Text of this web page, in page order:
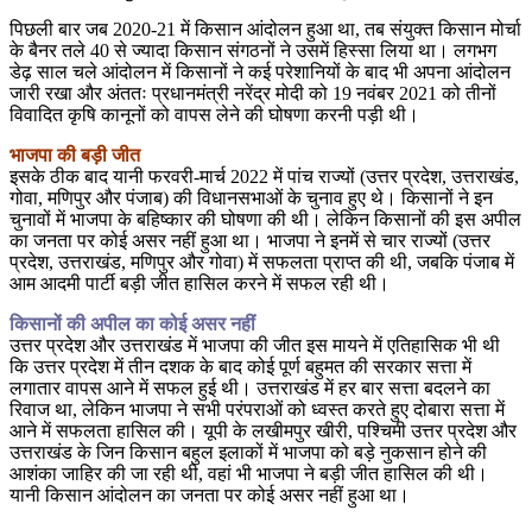
पिछली बार जब 2020-21 में किसान आंदोलन हुआ था, तब संयुक्त किसान मोर्चा
के बैनर तले 40 से ज्यादा किसान संगठनों ने उसमें हिस्सा लिया था। लगभग
डेढ़ साल चले आंदोलन में किसानों ने कई परेशानियों के बाद भी अपना आंदोलन
जारी रखा और अंततः प्रधानमंत्री नरेंद्र मोदी को 19 नवंबर 2021 को तीनों
विवादित कृषि कानूनों को वापस लेने की घोषणा करनी पड़ी थी।
भाजपा की बड़ी जीत
इसके ठीक बाद यानी फरवरी-मार्च 2022 में पांच राज्यों (उत्तर प्रदेश, उत्तराखंड,
गोवा, मणिपुर और पंजाब) की विधानसभाओं के चुनाव हुए थे। किसानों ने इन
चुनावों में भाजपा के बहिष्कार की घोषणा की थी। लेकिन किसानों की इस अपील
का जनता पर कोई असर नहीं हुआ था। भाजपा ने इनमें से चार राज्यों (उत्तर
प्रदेश, उत्तराखंड, मणिपुर और गोवा) में सफलता प्राप्त की थी, जबकि पंजाब में
आम आदमी पार्टी बड़ी जीत हासिल करने में सफल रही थी।
किसानों की अपील का कोई असर नहीं
उत्तर प्रदेश और उत्तराखंड में भाजपा की जीत इस मायने में एतिहासिक भी थी
कि उत्तर प्रदेश में तीन दशक के बाद कोई पूर्ण बहुमत की सरकार सत्ता में
लगातार वापस आने में सफल हुई थी। उत्तराखंड में हर बार सत्ता बदलने का
रिवाज था, लेकिन भाजपा ने सभी परंपराओं को ध्वस्त करते हुए दोबारा सत्ता में
आने में सफलता हासिल की। यूपी के लखीमपुर खीरी, पश्चिमी उत्तर प्रदेश और
उत्तराखंड के जिन किसान बहुल इलाकों में भाजपा को बड़े नुकसान होने की
आशंका जाहिर की जा रही थी, वहां भी भाजपा ने बड़ी जीत हासिल की थी।
यानी किसान आंदोलन का जनता पर कोई असर नहीं हुआ था।